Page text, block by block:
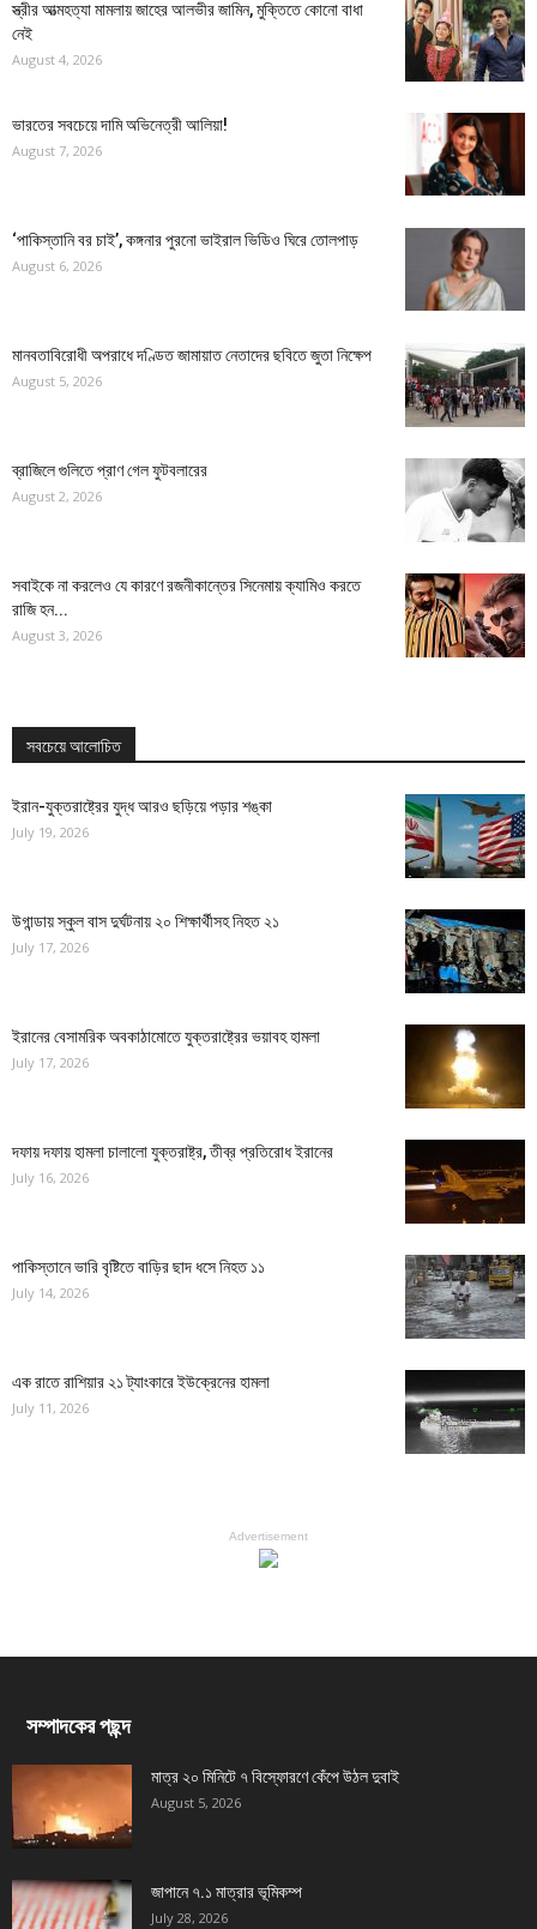
স্ত্রীর আত্মহত্যা মামলায় জাহের আলভীর জামিন, মুক্তিতে কোনো বাধা
নেই
August 4, 2026
ভারতের সবচেয়ে দামি অভিনেত্রী আলিয়া!
August 7, 2026
‘পাকিস্তানি বর চাই’, কঙ্গনার পুরনো ভাইরাল ভিডিও ঘিরে তোলপাড়
August 6, 2026
মানবতাবিরোধী অপরাধে দণ্ডিত জামায়াত নেতাদের ছবিতে জুতা নিক্ষেপ
August 5, 2026
ব্রাজিলে গুলিতে প্রাণ গেল ফুটবলারের
August 2, 2026
সবাইকে না করলেও যে কারণে রজনীকান্তের সিনেমায় ক্যামিও করতে
রাজি হন...
August 3, 2026
সবচেয়ে আলোচিত
ইরান-যুক্তরাষ্ট্রের যুদ্ধ আরও ছড়িয়ে পড়ার শঙ্কা
July 19, 2026
উগান্ডায় স্কুল বাস দুর্ঘটনায় ২০ শিক্ষার্থীসহ নিহত ২১
July 17, 2026
ইরানের বেসামরিক অবকাঠামোতে যুক্তরাষ্ট্রের ভয়াবহ হামলা
July 17, 2026
দফায় দফায় হামলা চালালো যুক্তরাষ্ট্র, তীব্র প্রতিরোধ ইরানের
July 16, 2026
পাকিস্তানে ভারি বৃষ্টিতে বাড়ির ছাদ ধসে নিহত ১১
July 14, 2026
এক রাতে রাশিয়ার ২১ ট্যাংকারে ইউক্রেনের হামলা
July 11, 2026
Advertisement
সম্পাদকের পছন্দ
মাত্র ২০ মিনিটে ৭ বিস্ফোরণে কেঁপে উঠল দুবাই
August 5, 2026
জাপানে ৭.১ মাত্রার ভূমিকম্প
July 28, 2026